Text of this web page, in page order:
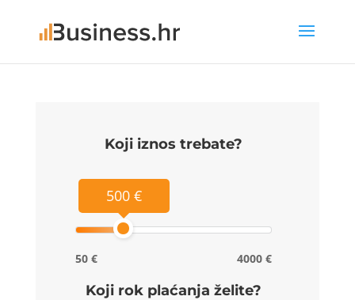
Koji iznos trebate?
500 €
50 € 4000 €
Koji rok plaćanja želite?